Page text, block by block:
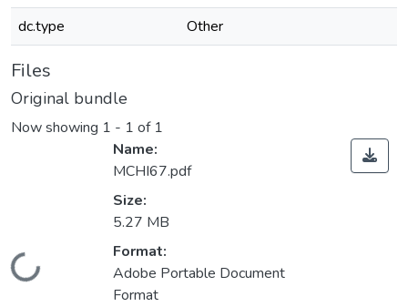
dc.type
Other
Files
Original bundle
Now showing 1 - 1 of 1
Loading...
Name:
MCHI67.pdf
Size:
5.27 MB
Format:
Adobe Portable Document
Format